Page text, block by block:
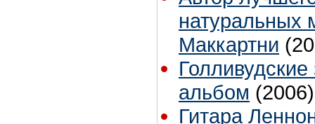
натуральных
Маккартни
альбом (2006)
Гитара